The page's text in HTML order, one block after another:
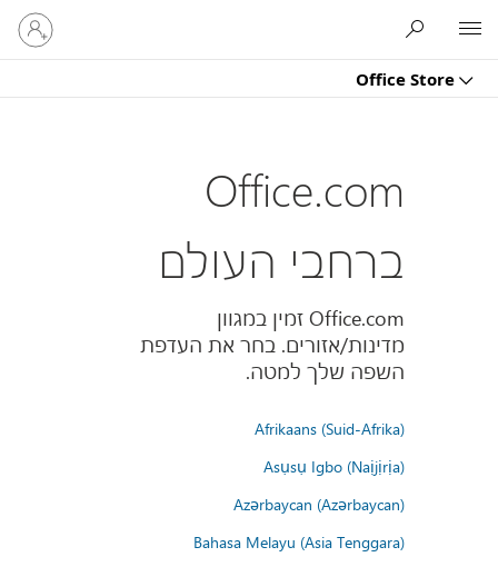
Office Store
היכנס
לחשבון
שלך
Office.com
ברחבי העולם
Office.com זמין במגוון
מדינות/אזורים. בחר את העדפת
השפה שלך למטה.
Afrikaans (Suid-Afrika)
Asụsụ Igbo (Naịjịrịa)
Azərbaycan (Azərbaycan)
Bahasa Melayu (Asia Tenggara)